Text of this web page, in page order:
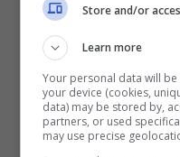
Store and/or
Learn more
Your personal data will
your device (cookies,
data) may be stored by,
partners, or used
may use precise